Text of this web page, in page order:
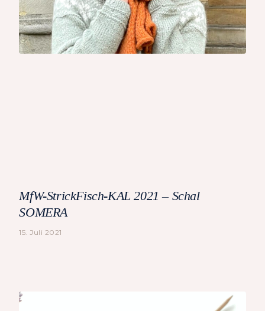
MfW-StrickFisch-KAL 2021 – Schal
SOMERA
15. Juli 2021